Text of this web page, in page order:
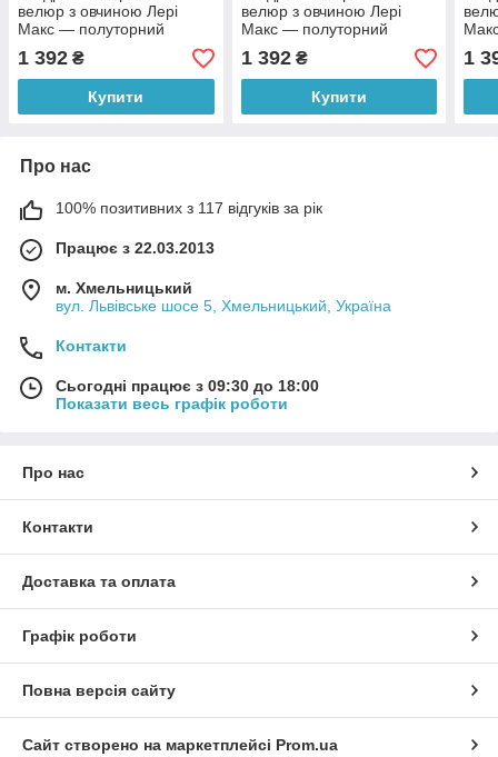
велюр з овчиною Лері
Макс — полуторний
розмір 150*210
1 392 ₴
Купити
велюр з овчиною Лері
Макс — полуторний
розмір 150*210
1 392₴
Купити
1
Про нас
100% позитивних з 117 відгуків за рік
Працює з 22.03.2013
м. Хмельницький
вул. Львівське шосе 5, Хмельницький, Україна
Контакти
Сьогодні працює з 09:30 до 18:00
Показати весь графік роботи
Про нас
Контакти
Доставка та оплата
Графік роботи
Повна версія сайту
Сайт створено на маркетплейсі Prom.ua